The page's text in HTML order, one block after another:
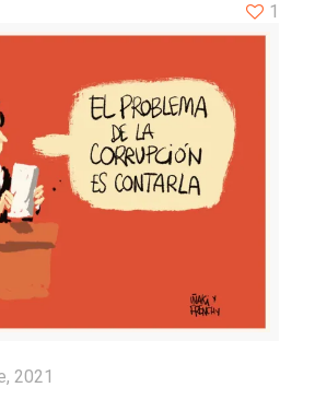
2021
1